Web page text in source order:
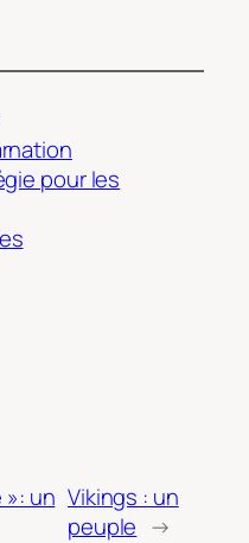
pour les
»: un Vikings : un
peuple →